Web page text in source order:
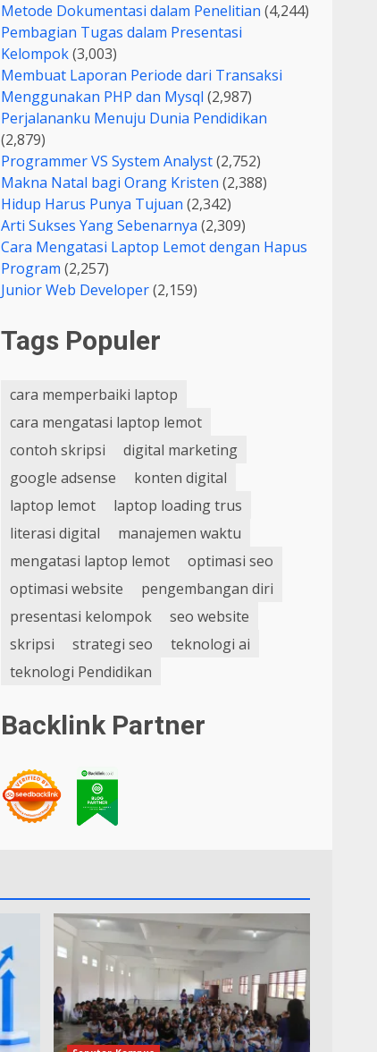
Metode Dokumentasi dalam Penelitian (4,244)
Pembagian Tugas dalam Presentasi
Kelompok(3,003)
Membuat Laporan Periode dari Transaksi
Menggunakan PHP dan Mysql (2,987)
Perjalananku Menuju Dunia Pendidikan
(2,879)
Programmer VS System Analyst(2,752)
Makna Natal bagi Orang Kristen (2,388)
Hidup Harus Punya Tujuan (2,342)
Arti Sukses Yang Sebenarnya (2,309)
Cara Mengatasi Laptop Lemot dengan Hapus
Program (2,257)
Junior Web Developer(2,159)
Tags Populer
cara memperbaiki laptop
cara mengatasi laptop lemot
contoh skripsi
digital marketing
google adsense
konten digital
laptop lemot
laptop loading trus
literasi digital
manajemen waktu
mengatasi laptop lemot
optimasi seo
optimasi website
pengembangan diri
presentasi kelompok
seo website
skripsi
strategi seo
teknologi ai
teknologi Pendidikan
Backlink Partner